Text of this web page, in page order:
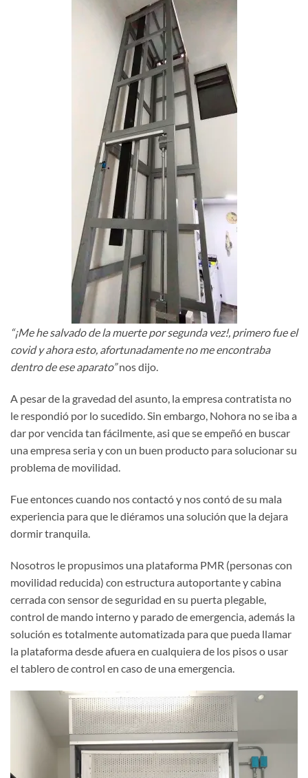
“¡Me he salvado de la muerte por segunda vez!, primero fue el
covid y ahora esto, afortunadamente no me encontraba
dentro de ese aparato”nos dijo.
A pesar de la gravedad del asunto, la empresa contratista no
le respondió por lo sucedido. Sin embargo, Nohora no se iba a
dar por vencida tan fácilmente, asi que se empeñó en buscar
una empresa seria y con un buen producto para solucionar su
problema de movilidad.
Fue entonces cuando nos contactó y nos contó de su mala
experiencia para que le diéramos una solución que la dejara
dormir tranquila.
Nosotros le propusimos una plataforma PMR (personas con
movilidad reducida) con estructura autoportante y cabina
cerrada con sensor de seguridad en su puerta plegable,
control de mando interno y parado de emergencia, además la
solución es totalmente automatizada para que pueda llamar
la plataforma desde afuera en cualquiera de los pisos o usar
el tablero de control en caso de una emergencia.